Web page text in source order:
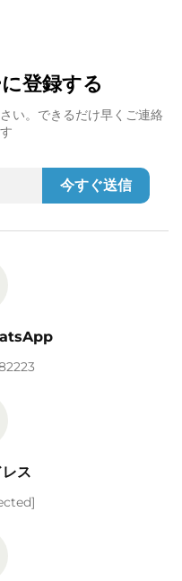
登録する
い。できるだけ早くご連絡
今すぐ送信
ス